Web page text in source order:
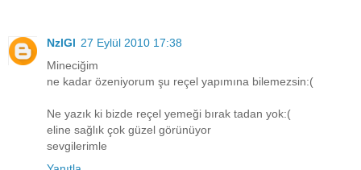
NzlGl 27 Eylül 2010 17:38
Mineciğim
ne kadar özeniyorum şu reçel yapımına bilemezsin:(
Ne yazık ki bizde reçel yemeği bırak tadan yok:(
eline sağlık çok güzel görünüyor
sevgilerimle